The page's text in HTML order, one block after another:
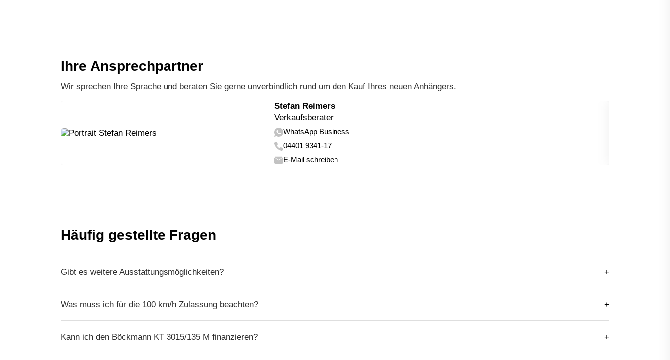
Ihre Ansprechpartner
Wir sprechen Ihre Sprache und beraten Sie gerne unverbindlich rund um den Kauf Ihres neuen Anhängers.
Stefan Reimers
Verkaufsberater
WhatsApp Business
04401 9341-17
E-Mail schreiben
Häufig gestellte Fragen
Gibt es weitere Ausstattungsmöglichkeiten?
Was muss ich für die 100 km/h Zulassung beachten?
Kann ich den Böckmann KT 3015/135 M finanzieren?